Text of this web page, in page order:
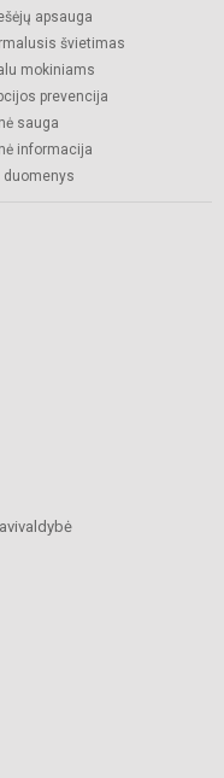
apsauga
švietimas
mokiniams
prevencija
sauga
informacija
duomenys